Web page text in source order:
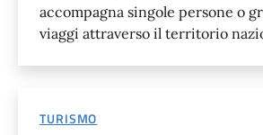
accompagna singole persone o
viaggi attraverso il territorio
TURISMO